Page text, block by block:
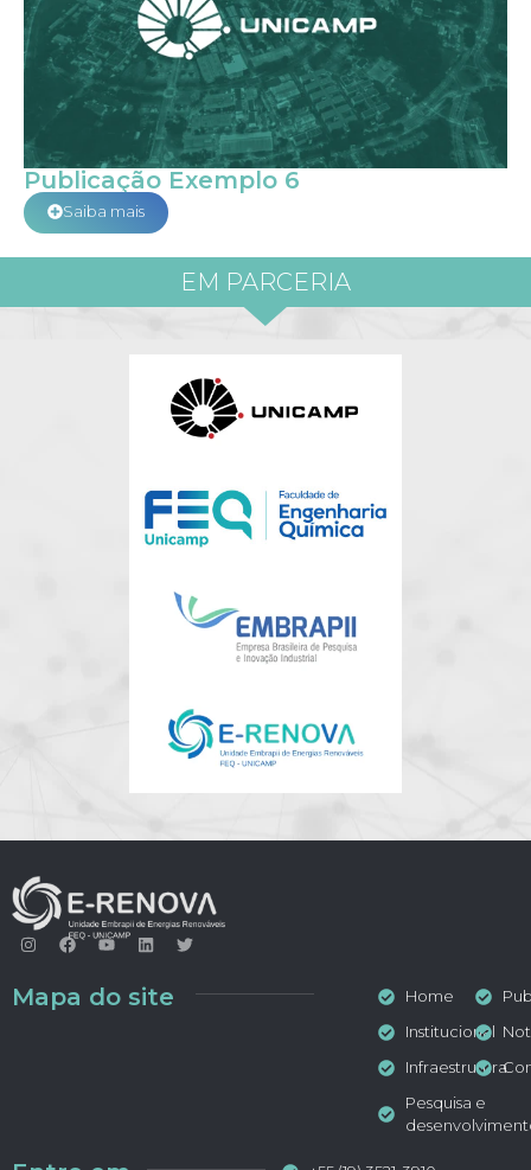
Publicação Exemplo 6
Saiba mais
EM PARCERIA
Mapa do site
Home
Institucional
Infraestrutura
Pesquisa e